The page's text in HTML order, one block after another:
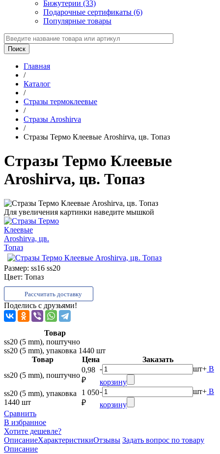
Бижутерии (33)
Подарочные сертификаты (6)
Популярные товары
Главная
/
Каталог
/
Стразы термоклеевые
/
Стразы Aroshirva
/
Стразы Термо Клеевые Aroshirva, цв. Топаз
Стразы Термо Клеевые
Aroshirva, цв. Топаз
Для увеличения картинки наведите мышкой
Размер: ss16 ss20
Цвет: Топаз
Рассчитать доставку
Поделись с друзьями!
Товар
ss20 (5 mm), поштучно
ss20 (5 mm), упаковка 1440 шт
Товар
Цена
Заказать
ss20 (5 mm), поштучно
0,98
₽
- шт+ В
корзину
ss20 (5 mm), упаковка
1440 шт
1 050
₽
- шт+ В
корзину
Сравнить
В избранное
Хотите дешевле?
ОписаниеХарактеристикиОтзывы Задать вопрос по товару
Описание